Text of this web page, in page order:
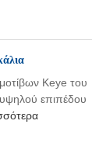
Keye του
υψηλού επιπέδου